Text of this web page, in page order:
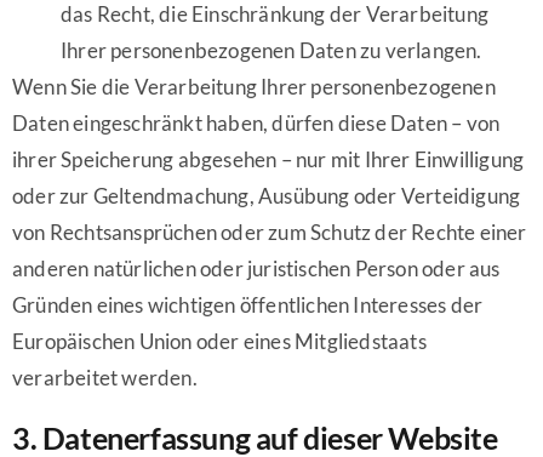
das Recht, die Einschränkung der Verarbeitung
Ihrer personenbezogenen Daten zu verlangen.
Wenn Sie die Verarbeitung Ihrer personenbezogenen
Daten eingeschränkt haben, dürfen diese Daten – von
ihrer Speicherung abgesehen – nur mit Ihrer Einwilligung
oder zur Geltendmachung, Ausübung oder Verteidigung
von Rechtsansprüchen oder zum Schutz der Rechte einer
anderen natürlichen oder juristischen Person oder aus
Gründen eines wichtigen öffentlichen Interesses der
Europäischen Union oder eines Mitgliedstaats
verarbeitet werden.
3. Datenerfassung auf dieser Website